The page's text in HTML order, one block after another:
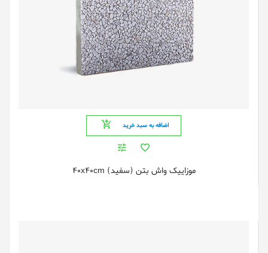
اضافه به سبد خرید
موزایيک واش بتن (سفید) 40x40cm